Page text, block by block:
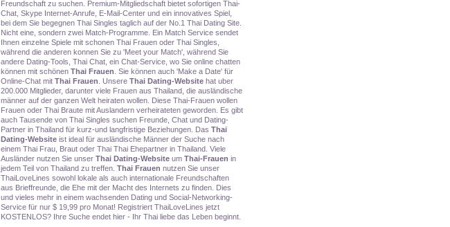
Freundschaft zu suchen. Premium-Mitgliedschaft bietet sofortigen Thai-
Chat, Skype Internet-Anrufe, E-Mail-Center und ein innovatives Spiel,
bei dem Sie begegnen Thai Singles taglich auf der No.1 Thai Dating Site.
Nicht eine, sondern zwei Match-Programme. Ein Match Service sendet
Ihnen einzelne Spiele mit schonen Thai Frauen oder Thai Singles,
während die anderen konnen Sie zu 'Meet your Match', während Sie
andere Dating-Tools, Thai Chat, ein Chat-Service, wo Sie online chatten
können mit schönen Thai Frauen . Sie können auch 'Make a Date' für
Online-Chat mit Thai Frauen . Unsere Thai Dating-Websitehat uber
200.000 Mitglieder, darunter viele Frauen aus Thailand, die ausländische
männer auf der ganzen Welt heiraten wollen. Diese Thai-Frauen wollen
Frauen oder Thai Braute mit Auslandern verheirateten geworden. Es gibt
auch Tausende von Thai Singles suchen Freunde, Chat und Dating-
Partner in Thailand für kurz-und langfristige Beziehungen. Das Thai
Dating-Websiteist ideal für ausländische Männer der Suche nach
einem Thai Frau, Braut oder Thai Thai Ehepartner in Thailand. Viele
Ausländer nutzen Sie unser Thai Dating-Websiteum Thai-Frauen in
jedem Teil von Thailand zu treffen. Thai Frauen nutzen Sie unser
ThaiLoveLines sowohl lokale als auch internationale Freundschaften
aus Brieffreunde, die Ehe mit der Macht des Internets zu finden. Dies
und vieles mehr in einem wachsenden Dating und Social-Networking-
Service für nur $ 19,99 pro Monat! Registriert ThaiLoveLines jetzt
KOSTENLOS? Ihre Suche endet hier - Ihr Thai liebe das Leben beginnt.